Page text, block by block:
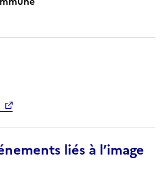
liés à l’image